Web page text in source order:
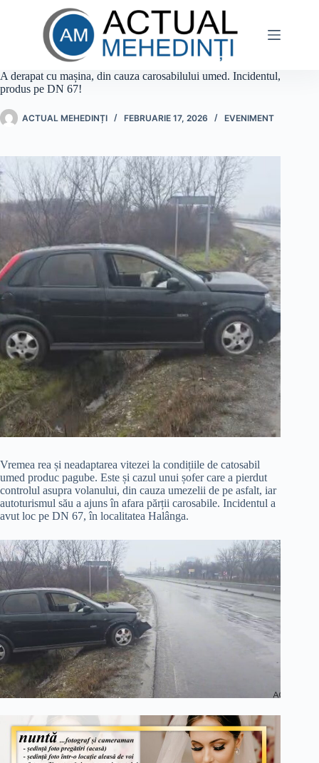
A derapat cu mașina, din cauza carosabilului umed. Incidentul,
produs pe DN 67!
ACTUAL MEHEDINȚI FEBRUARIE 17, 2026 EVENIMENT
Vremea rea și neadaptarea vitezei la condițiile de catosabil
umed produc pagube. Este și cazul unui șofer care a pierdut
controlul asupra volanului, din cauza umezelii de pe asfalt, iar
autoturismul său a ajuns în afara părții carosabile. Incidentul a
avut loc pe DN 67, în localitatea Halânga.